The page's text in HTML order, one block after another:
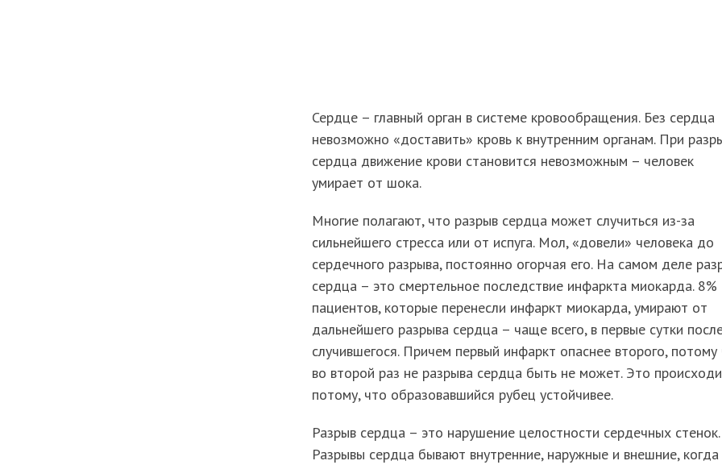
Сердце – главный орган в системе кровообращения. Без сердца
невозможно «доставить» кровь к внутренним органам. При
сердца движение крови становится невозможным – человек
умирает от шока.
Многие полагают, что разрыв сердца может случиться из-за
сильнейшего стресса или от испуга. Мол, «довели» человека до
сердечного разрыва, постоянно огорчая его. На самом деле
сердца – это смертельное последствие инфаркта миокарда. 8%
пациентов, которые перенесли инфаркт миокарда, умирают от
дальнейшего разрыва сердца – чаще всего, в первые сутки
случившегося. Причем первый инфаркт опаснее второго, потому
во второй раз не разрыва сердца быть не может. Это
потому, что образовавшийся рубец устойчивее.
Разрыв сердца – это нарушение целостности сердечных стенок.
Разрывы сердца бывают внутренние, наружные и внешние, когда